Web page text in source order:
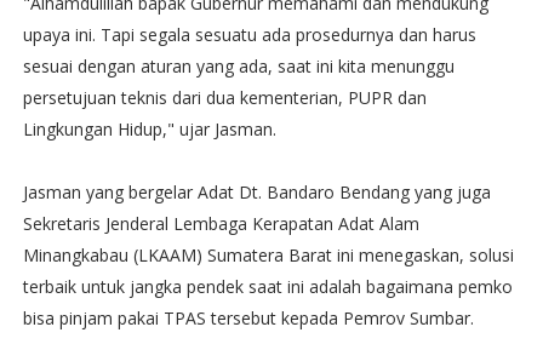
upaya ini. Tapi segala sesuatu ada prosedurnya dan harus
sesuai dengan aturan yang ada, saat ini kita menunggu
persetujuan teknis dari dua kementerian, PUPR dan
Lingkungan Hidup," ujar Jasman.
Jasman yang bergelar Adat Dt. Bandaro Bendang yang juga
Sekretaris Jenderal Lembaga Kerapatan Adat Alam
Minangkabau (LKAAM) Sumatera Barat ini menegaskan, solusi
terbaik untuk jangka pendek saat ini adalah bagaimana pemko
bisa pinjam pakai TPAS tersebut kepada Pemrov Sumbar.